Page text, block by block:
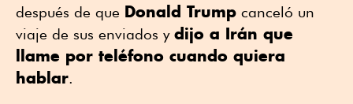
después de que Donald Trump canceló un
viaje de sus enviados y dijo a Irán que
llame por teléfono cuando quiera
hablar.